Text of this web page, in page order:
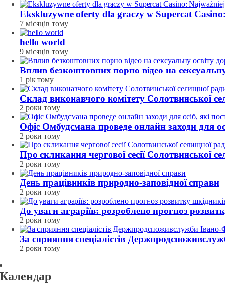
Ekskluzywne oferty dla graczy w Supercat
7 місяців тому
hello world
9 місяців тому
Вплив безкоштовних порно відео на
1 рік тому
Склад виконавчого комітету Солотвинської
2 роки тому
Офіс Омбудсмана проведе онлайн заходи для
2 роки тому
Про скликання чергової сесії Солотвинської
2 роки тому
День працівників природно-заповідної справи
2 роки тому
До уваги аграріїв: розроблено прогноз
2 роки тому
За сприяння спеціалістів
2 роки тому
Календар